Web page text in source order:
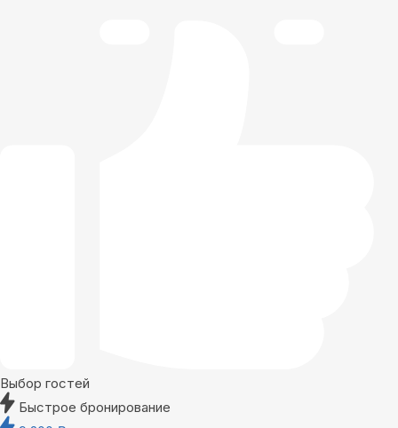
Выбор гостей
Быстрое бронирование